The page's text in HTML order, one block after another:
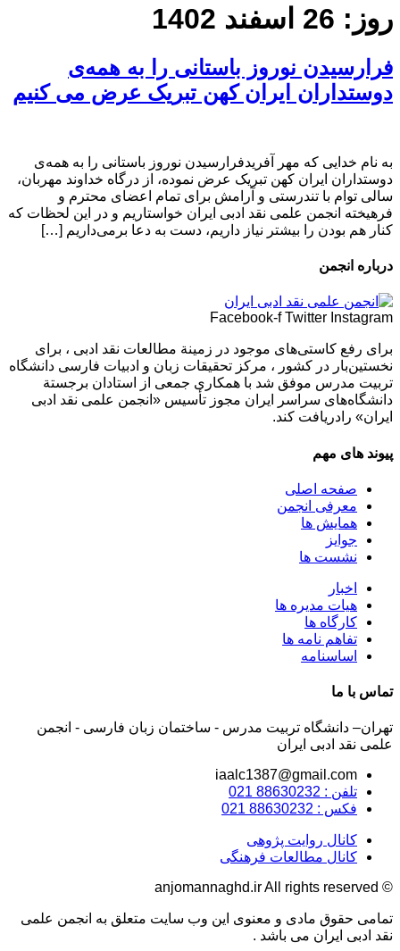
روز: 26 اسفند 1402
فرارسیدن نوروز باستانی را به همه‌ی
دوستداران ایران کهن تبریک عرض می کنیم
به نام خدایی که مهر آفریدفرارسیدن نوروز باستانی را به همه‌ی
دوستداران ایران کهن تبریک عرض نموده، از درگاه خداوند مهربان،
سالی توام با تندرستی و آرامش برای تمام اعضای محترم و
فرهیخته‌ انجمن علمی نقد ادبی ایران خواستاریم و در این لحظات که
کنار هم بودن را بیشتر نیاز داریم، دست به دعا برمی‌داریم […]
درباره انجمن
Facebook-f Twitter Instagram
برای رفع كاستی‌های موجود در زمینة مطالعات نقد ادبی ، برای
نخستین‌بار در كشور ، مركز تحقیقات زبان و ادبیات فارسی دانشگاه
تربیت مدرس موفق شد با همكاری جمعی از استادان برجستة
دانشگاه‌های سراسر ایران مجوز تأسیس «انجمن علمی نقد ادبی
ایران» رادریافت كند.
پیوند های مهم
صفحه اصلی
معرفی انجمن
همایش ها
جوایز
نشست ها
اخبار
هیات مدیره ها
کارگاه ها
تفاهم نامه ها
اساسنامه
تماس با ما
تهران– دانشگاه تربیت مدرس - ساختمان زبان فارسی - انجمن
علمی نقد ادبی ایران
iaalc1387@gmail.com
تلفن : 88630232 021
فکس : 88630232 021
کانال روایت پژوهی
کانال مطالعات فرهنگی
© anjomannaghd.ir All rights reserved​
تمامی حقوق مادی و معنوی این وب سایت متعلق به انجمن علمی
نقد ادبی ایران می باشد . ​